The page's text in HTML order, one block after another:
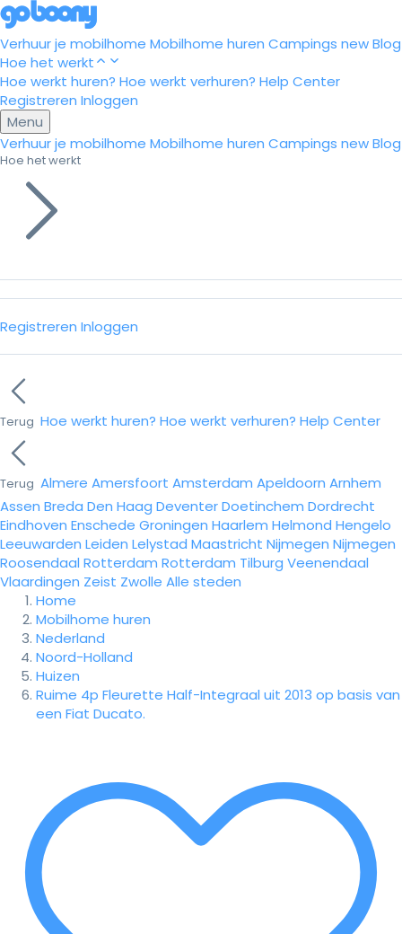
Verhuur je mobilhome Mobilhome huren Campings newBlog
Hoe het werkt
Hoe werkt huren? Hoe werkt verhuren? Help Center
Registreren Inloggen
Menu
Verhuur je mobilhome Mobilhome huren Campings newBlog
Hoe het werkt
Registreren Inloggen
Terug Hoe werkt huren? Hoe werkt verhuren? Help Center
Terug Almere Amersfoort Amsterdam Apeldoorn Arnhem
Assen Breda Den Haag DeventerDoetinchem Dordrecht
Eindhoven Enschede Groningen Haarlem Helmond Hengelo
Leeuwarden Leiden Lelystad Maastricht Nijmegen Nijmegen
Roosendaal Rotterdam Rotterdam Tilburg Veenendaal
Vlaardingen Zeist Zwolle Alle steden
Home
Mobilhome huren
Nederland
Noord-Holland
Huizen
Ruime 4p Fleurette Half-Integraal uit 2013 op basis van
een Fiat Ducato.